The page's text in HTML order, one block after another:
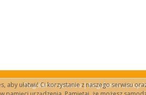
Regulamin serwisu|Regulamin
aby ułatwić Ci korzystanie z naszego serwisu